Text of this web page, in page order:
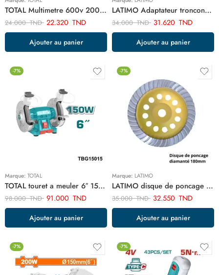
TOTAL Multimetre 600v 2000 points TMT5360011
24.000TND 22.320 TND
Ajouter au panier
LATIMO Adaptateur tronconneuse meule ART02442
34.000TND 31.620 TND
Ajouter au panier
-7%
Marque: TOTAL
TOTAL touret a meuler 6″ 150w TBG15015
98.000TND 91.000 TND
Ajouter au panier
-7%
Marque: LATIMO
LATIMO disque de poncage diamanté 180 mm ART03647
35.000TND 32.550 TND
Ajouter au panier
-7% -7%